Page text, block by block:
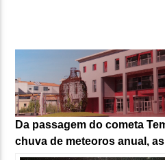
Da passagem do cometa
chuva de meteoros anual,